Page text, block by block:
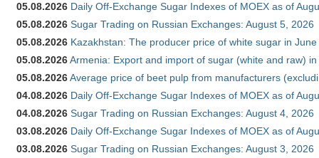
05.08.2026 Daily Off-Exchange Sugar Indexes of MOEX as of
05.08.2026 Sugar Trading on Russian Exchanges: August 5, 2026
05.08.2026 Kazakhstan: The producer price of white sugar in
05.08.2026Armenia: Export and import of sugar (white and raw)
05.08.2026Average price of beet pulp from manufacturers
04.08.2026 Daily Off-Exchange Sugar Indexes of MOEX as of
04.08.2026 Sugar Trading on Russian Exchanges: August 4, 2026
03.08.2026 Daily Off-Exchange Sugar Indexes of MOEX as of
03.08.2026 Sugar Trading on Russian Exchanges: August 3, 2026